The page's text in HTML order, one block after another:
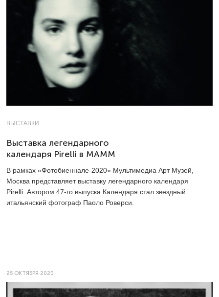
ВЫСТАВКИ
Выставка легендарного
календаря Pirelli в МАММ
В рамках «Фотобиеннале-2020» Мультимедиа Арт Музей,
Москва представляет выставку легендарного календаря
Pirelli. Автором 47-го выпуска Календаря стал звездный
итальянский фотограф Паоло Роверси.
25 ОКТЯБРЯ 2020